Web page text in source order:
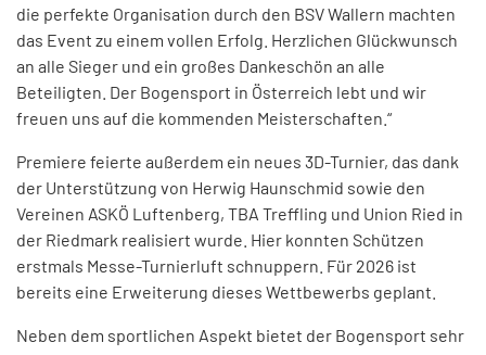
die perfekte Organisation durch den BSV Wallern machten
das Event zu einem vollen Erfolg. Herzlichen Glückwunsch
an alle Sieger und ein großes Dankeschön an alle
Beteiligten. Der Bogensport in Österreich lebt und wir
freuen uns auf die kommenden Meisterschaften.“
Premiere feierte außerdem ein neues 3D-Turnier, das dank
der Unterstützung von Herwig Haunschmid sowie den
Vereinen ASKÖ Luftenberg, TBA Treffling und Union Ried in
der Riedmark realisiert wurde. Hier konnten Schützen
erstmals Messe-Turnierluft schnuppern. Für 2026 ist
bereits eine Erweiterung dieses Wettbewerbs geplant.
Neben dem sportlichen Aspekt bietet der Bogensport sehr